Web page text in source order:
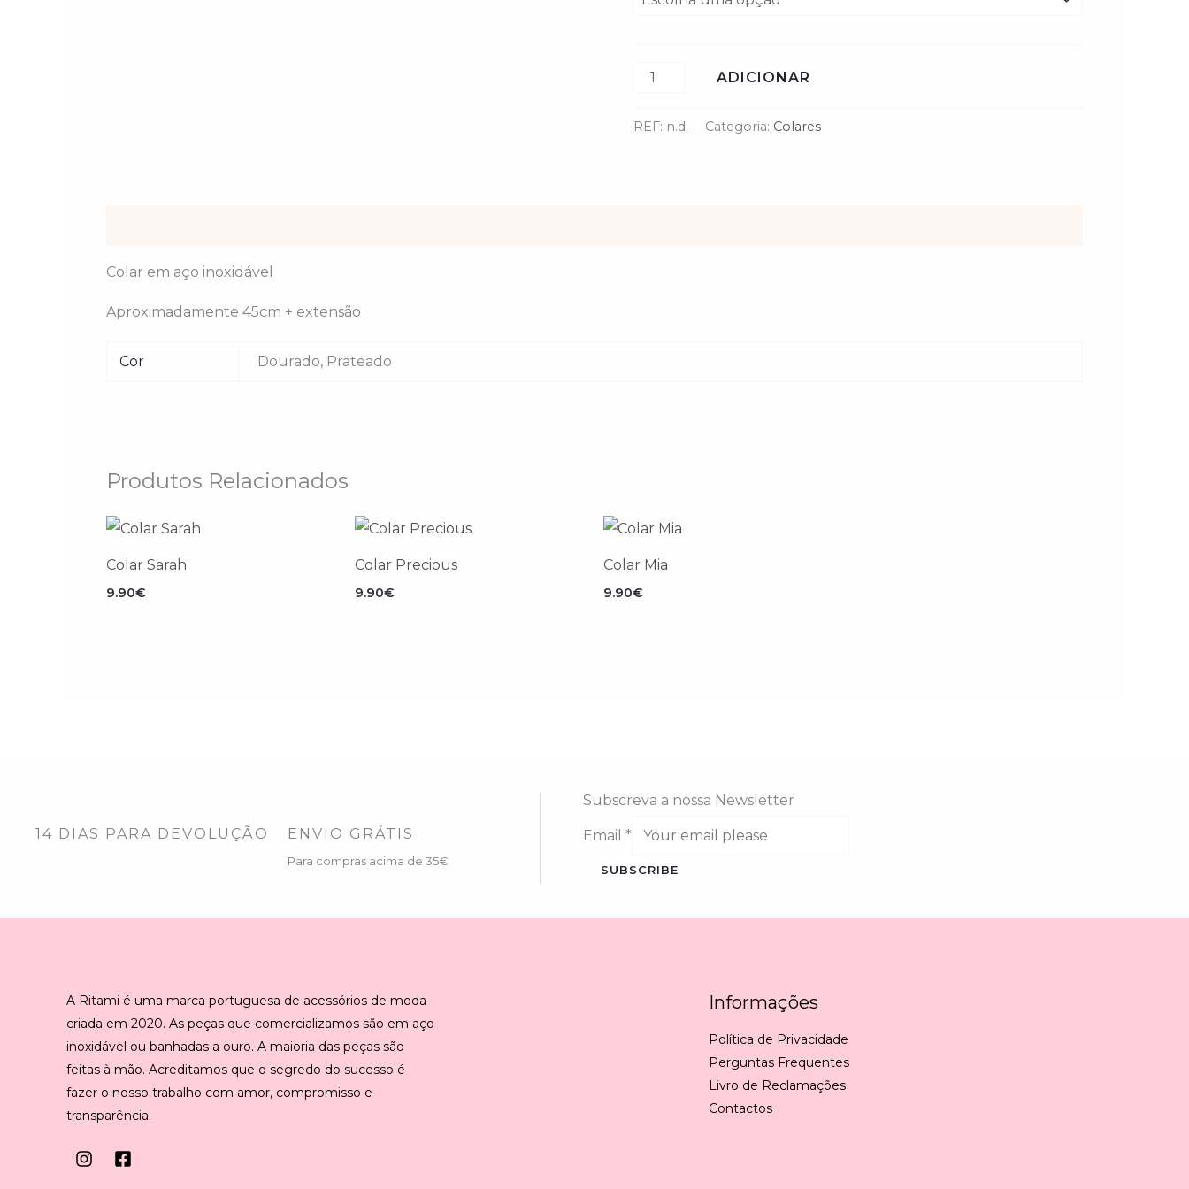
ADICIONAR
REF: n.d. Categoria: Colares
Colar em aço inoxidável
Aproximadamente 45cm + extensão
Cor Dourado, Prateado
Produtos Relacionados
Colar Sarah
9.90€
Colar Precious
9.90€
Colar Mia
9.90€
14 DIAS PARA DEVOLUÇÃO ENVIO GRÁTIS
Para compras acima de 35€
Subscreva a nossa Newsletter
Email *
SUBSCRIBE
A Ritami é uma marca portuguesa de acessórios de moda
criada em 2020. As peças que comercializamos são em aço
inoxidável ou banhadas a ouro. A maioria das peças são
feitas à mão. Acreditamos que o segredo do sucesso é
fazer o nosso trabalho com amor, compromisso e
transparência.
Informações
Política de Privacidade
Perguntas Frequentes
Livro de Reclamações
Contactos